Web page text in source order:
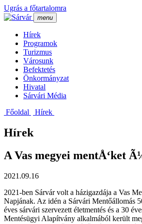
Ugrás a főtartalomra
menu
Hí­rek
Programok
Turizmus
Városunk
Befektetés
Önkormányzat
Hivatal
Sárvári Média
Főoldal
Hí­rek
Hírek
A Vas megyei mentÅ‘ket
2021.09.16
2021-ben Sárvár volt a házigazdája a Vas
Napjának. Az idén a Sárvári Mentőállomás
éves sárvári szervezett életmentés és a 30
Mentésügyi Alapítvány alkalmából került